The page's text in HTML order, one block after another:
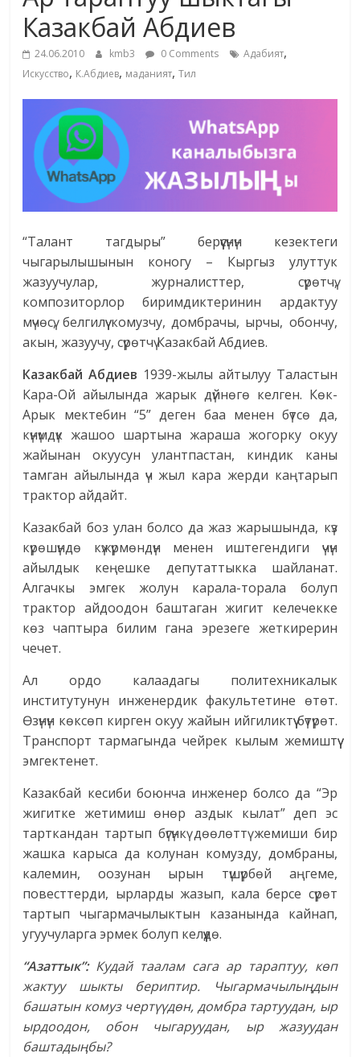
маданияты
жана
адабияты
Казакбай Абдиев
24.06.2010 kmb3 0 Comments Адабият,
Искусство, К.Абдиев, маданият,Тил
“Талант тагдыры” берүүсүнүн кезектеги
чыгарылышынын коногу – Кыргыз улуттук
жазуучулар, журналисттер, сүрөтчү,
композиторлор биримдиктеринин ардактуу
мүчөсү, белгилүү комузчу, домбрачы, ырчы, обончу,
акын, жазуучу, сүрөтчү Казакбай Абдиев.
Казакбай Абдиев 1939-жылы айтылуу Таластын
Кара-Ой айылында жарык дүйнөгө келген. Көк-
Арык мектебин “5” деген баа менен бүтсө да,
күнүмдүк жашоо шартына жараша жогорку окуу
жайынан окуусун улантпастан, киндик каны
тамган айылында үч жыл кара жерди каңтарып
трактор айдайт.
Казакбай боз улан болсо да жаз жарышында, күз
күрөшүндө күжүрмөндүн менен иштегендиги үчүн
айылдык кеңешке депутаттыкка шайланат.
Алгачкы эмгек жолун карала-торала болуп
трактор айдоодон баштаган жигит келечекке
көз чаптыра билим гана эрезеге жеткирерин
чечет.
Ал ордо калаадагы политехникалык
институтунун инженердик факультетине өтөт.
Өзүнүн көксөп кирген окуу жайын ийгиликтүү бүтүрөт.
Транспорт тармагында чейрек кылым жемиштүү
эмгектенет.
Казакбай кесиби боюнча инженер болсо да “Эр
жигитке жетимиш өнөр аздык кылат” деп эс
тарткандан тартып бүгүнкү дөөлөттү жемиши бир
жашка карыса да колунан комузду, домбраны,
калемин, оозунан ырын түшүрбөй аңгеме,
повесттерди, ырларды жазып, кала берсе сүрөт
тартып чыгармачылыктын казанында кайнап,
угуучуларга эрмек болуп келүүдө.
“Азаттык”: Кудай таалам сага ар тараптуу, көп
жактуу шыкты бериптир. Чыгармачылыңдын
башатын комуз чертүүдөн, домбра тартуудан, ыр
ырдоодон, обон чыгаруудан, ыр жазуудан
баштадыңбы?